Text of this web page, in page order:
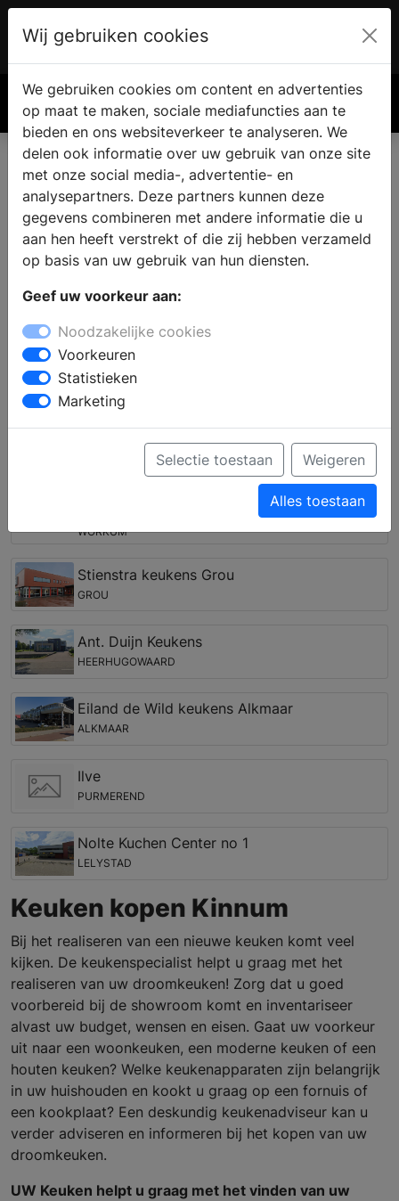
€ 0.00
Keukenzaken in Kinnum
Bent u op zoek naar een nieuwe keuken en zoekt u een
keukenzaak in Kinnum ? Bij de verschillende
keukenwinkels staat een ervaren team klaar om advies
die de laatste keukentrends en een variatie aan
keukenstijlen laten zien. Stel een complete keuken
samen of kies voor aparte onderdelen zoals nieuwe
inbouwapparatuur, een nieuw werkblad of een
Keukenwinkels in de regio Kinnum
ZUIDWESTHOEK KEUKENS EN
WORKUM
Stienstra keukens Grou
GROU
Ant. Duijn Keukens
HEERHUGOWAARD
Eiland de Wild keukens Alkmaar
ALKMAAR
Ilve
PURMEREND
Nolte Kuchen Center no 1
LELYSTAD
Keuken kopen Kinnum
Bij het realiseren van een nieuwe keuken komt veel
kijken. De keukenspecialist helpt u graag met het
realiseren van uw droomkeuken! Zorg dat u goed
voorbereid bij de showroom komt en inventariseer
alvast uw budget, wensen en eisen. Gaat uw voorkeur
uit naar een woonkeuken, een moderne keuken of een
houten keuken? Welke keukenapparaten zijn belangrijk
in uw huishouden en kookt u graag op een fornuis of
een kookplaat? Een deskundig keukenadviseur kan u
verder adviseren en informeren bij het kopen van uw
droomkeuken.
UW Keuken helpt u graag met het vinden van uw
Wij gebruiken cookies
We gebruiken cookies om content en advertenties
op maat te maken, sociale mediafuncties aan te
bieden en ons websiteverkeer te analyseren. We
delen ook informatie over uw gebruik van onze site
met onze social media-, advertentie- en
analysepartners. Deze partners kunnen deze
gegevens combineren met andere informatie die u
aan hen heeft verstrekt of die zij hebben verzameld
op basis van uw gebruik van hun diensten.
Geef uw voorkeur aan:
Noodzakelijke cookies
Voorkeuren
Statistieken
Marketing
Selectie toestaan Weigeren
Alles toestaan